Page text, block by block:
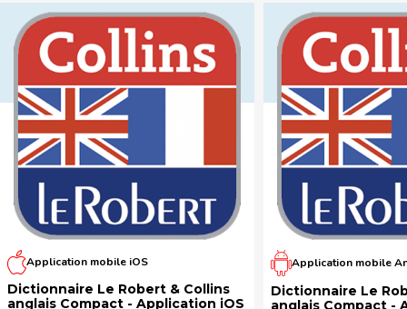
Application mobile iOS
Dictionnaire Le Robert & Collins
anglais Compact - Application iOS
Application mobile
Dictionnaire Le
anglais Compact -